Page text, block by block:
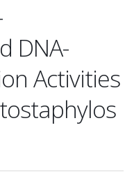
DNA-
Activities